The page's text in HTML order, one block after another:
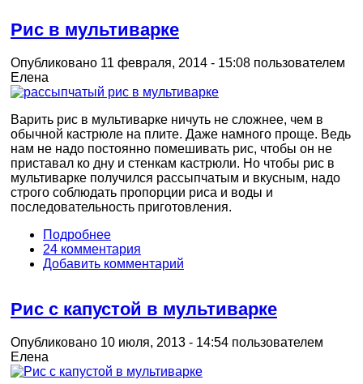
Рис в мультиварке
Опубликовано 11 февраля, 2014 - 15:08 пользователем
Елена
Варить рис в мультиварке ничуть не сложнее, чем в
обычной кастрюле на плите. Даже намного проще. Ведь
нам не надо постоянно помешивать рис, чтобы он не
приставал ко дну и стенкам кастрюли. Но чтобы рис в
мультиварке получился рассыпчатым и вкусным, надо
строго соблюдать пропорции риса и воды и
последовательность приготовления.
Подробнее
24 комментария
Добавить комментарий
Рис с капустой в мультиварке
Опубликовано 10 июля, 2013 - 14:54 пользователем
Елена